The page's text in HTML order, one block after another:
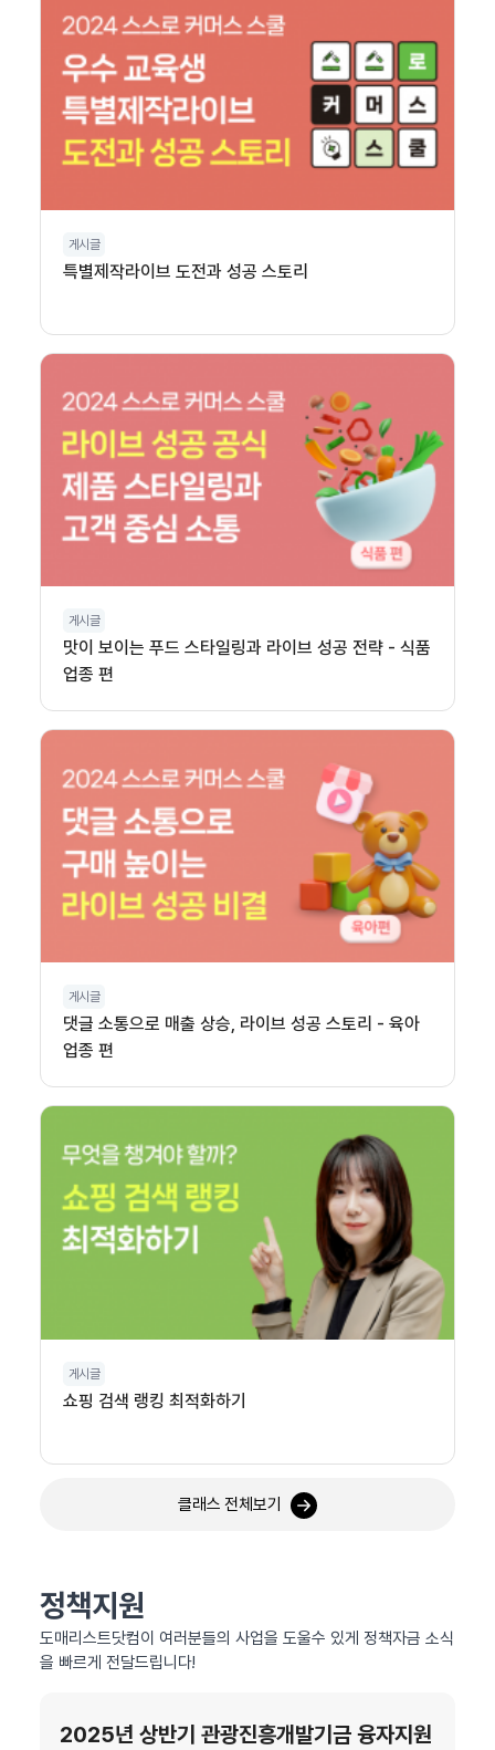
게시글
특별제작라이브 도전과 성공 스토리
게시글
맛이 보이는 푸드 스타일링과 라이브 성공 전략 - 식품
업종 편
게시글
댓글 소통으로 매출 상승, 라이브 성공 스토리 - 육아
업종 편
게시글
쇼핑 검색 랭킹 최적화하기
클래스 전체보기
정책지원
도매리스트닷컴이 여러분들의 사업을 도울수 있게 정책자금 소식
을 빠르게 전달드립니다!
2025년 상반기 관광진흥개발기금 융자지원